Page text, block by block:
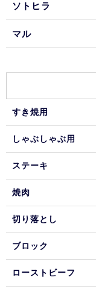
ソトヒラ
マル
すき焼用
しゃぶしゃぶ用
ステーキ
焼肉
切り落とし
ブロック
ローストビーフ